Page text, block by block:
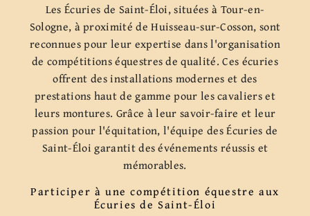
Les Écuries de Saint-Éloi, situées à Tour-en-
Sologne, à proximité de Huisseau-sur-Cosson, sont
reconnues pour leur expertise dans l'organisation
de compétitions équestres de qualité. Ces écuries
offrent des installations modernes et des
prestations haut de gamme pour les cavaliers et
leurs montures. Grâce à leur savoir-faire et leur
passion pour l'équitation, l'équipe des Écuries de
Saint-Éloi garantit des événements réussis et
mémorables.
Participer à une compétition équestre aux
Écuries de Saint-Éloi